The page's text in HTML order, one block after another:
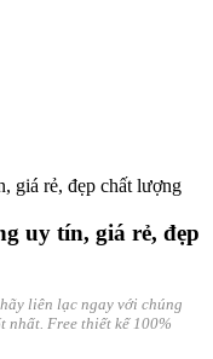
uy tín, giá rẻ, đẹp
liên lạc ngay với chúng
nhất. Free thiết kế 100%